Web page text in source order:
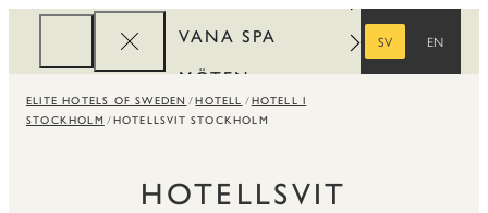
VANA SPA
MÖTEN
FÖRETAG
SV
EN
ELITE HOTELS OF SWEDEN HOTELL
HOTELL I
STOCKHOLM
HOTELLSVIT STOCKHOLM
HOTELLSVIT